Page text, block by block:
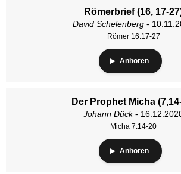
Römerbrief (16, 17-
David Schelenberg -
Römer 16:17-27
Anhören
Der Prophet Micha
Johann Dück-
Micha 7:14-20
Anhören